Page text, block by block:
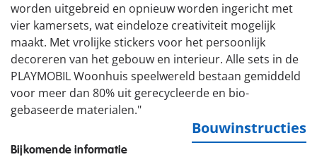
worden uitgebreid en opnieuw worden ingericht met
vier kamersets, wat eindeloze creativiteit mogelijk
maakt. Met vrolijke stickers voor het persoonlijk
decoreren van het gebouw en interieur. Alle sets in de
PLAYMOBIL Woonhuis speelwereld bestaan gemiddeld
voor meer dan 80% uit gerecycleerde en bio-
gebaseerde materialen."
Bouwinstructies
Bijkomende informatie